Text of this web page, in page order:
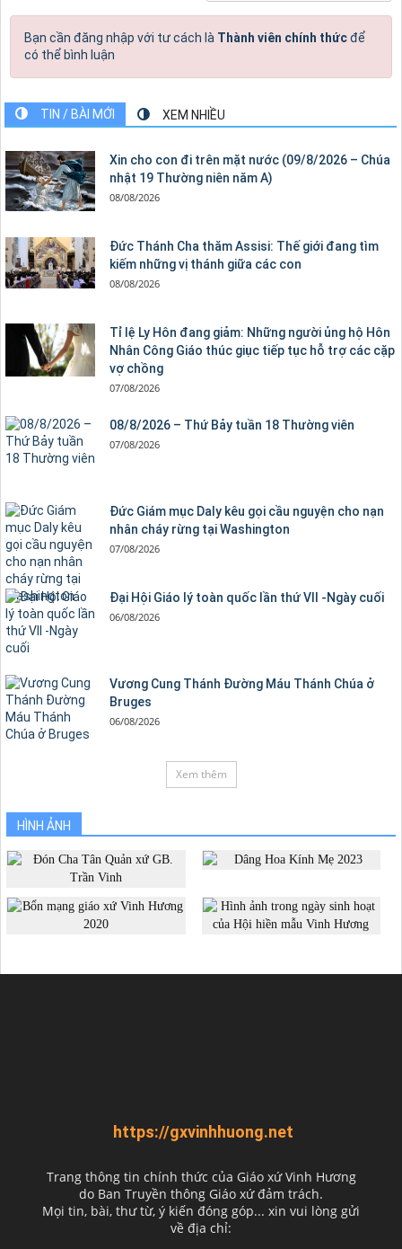
Bạn cần đăng nhập với tư cách là Thành viên chính thứcđể
có thể bình luận
TIN / BÀI MỚI XEM NHIỀU
Xin cho con đi trên mặt nước (09/8/2026 – Chúa
nhật 19 Thường niên năm A)
08/08/2026
Đức Thánh Cha thăm Assisi: Thế giới đang tìm
kiếm những vị thánh giữa các con
08/08/2026
Tỉ lệ Ly Hôn đang giảm: Những người ủng hộ Hôn
Nhân Công Giáo thúc giục tiếp tục hỗ trợ các cặp
vợ chồng
07/08/2026
08/8/2026 – Thứ Bảy tuần 18 Thường viên
07/08/2026
Đức Giám mục Daly kêu gọi cầu nguyện cho nạn
nhân cháy rừng tại Washington
07/08/2026
Đại Hội Giáo lý toàn quốc lần thứ VII -Ngày cuối
06/08/2026
Vương Cung Thánh Ðường Máu Thánh Chúa ở
Bruges
06/08/2026
Xem thêm
HÌNH ẢNH
https://gxvinhhuong.net
Trang thông tin chính thức của Giáo xứ Vinh Hương
do Ban Truyền thông Giáo xứ đảm trách.
Mọi tin, bài, thư từ, ý kiến đóng góp... xin vui lòng gửi
về địa chỉ: